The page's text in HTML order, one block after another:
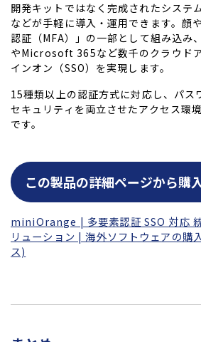
開発キットではなく完成されたシステ
などが手軽に導入・運用できます。顔
認証（MFA）」の一部として組み込
やMicrosoft 365など数千のクラウド
インオン（SSO）を実現します。
15種類以上の認証方式に対応し、パス
セキュリティを両立させたアクセス環
です。
この製品の詳細ページから購
miniOrange | 多要素認証 SSO 対応
リューション | 海外ソフトウェアの購
ス)